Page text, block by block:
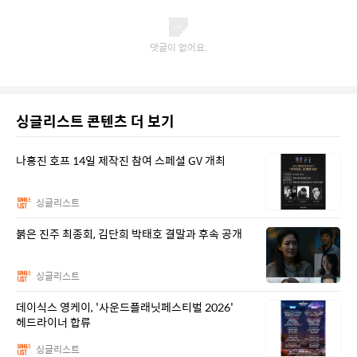
싱글리스트 콘텐츠 더 보기
나홍진 호프 14일 제작진 참여 스페셜 GV 개최
싱글리스트
붉은 진주 최종회, 김단희 박태호 결말과 후속 공개
싱글리스트
데이식스 영케이, '사운드플래닛페스티벌 2026'
헤드라이너 합류
싱글리스트